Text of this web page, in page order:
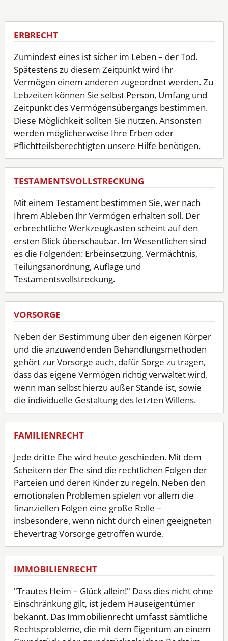
ERBRECHT
Zumindest eines ist sicher im Leben – der Tod.
Spätestens zu diesem Zeitpunkt wird Ihr
Vermögen einem anderen zugeordnet werden. Zu
Lebzeiten können Sie selbst Person, Umfang und
Zeitpunkt des Vermögensübergangs bestimmen.
Diese Möglichkeit sollten Sie nutzen. Ansonsten
werden möglicherweise Ihre Erben oder
Pflichtteilsberechtigten unsere Hilfe benötigen.
TESTAMENTSVOLLSTRECKUNG
Mit einem Testament bestimmen Sie, wer nach
Ihrem Ableben Ihr Vermögen erhalten soll. Der
erbrechtliche Werkzeugkasten scheint auf den
ersten Blick überschaubar. Im Wesentlichen sind
es die Folgenden: Erbeinsetzung, Vermächtnis,
Teilungsanordnung, Auflage und
Testamentsvollstreckung.
VORSORGE
Neben der Bestimmung über den eigenen Körper
und die anzuwendenden Behandlungsmethoden
gehört zur Vorsorge auch, dafür Sorge zu tragen,
dass das eigene Vermögen richtig verwaltet wird,
wenn man selbst hierzu außer Stande ist, sowie
die individuelle Gestaltung des letzten Willens.
FAMILIENRECHT
Jede dritte Ehe wird heute geschieden. Mit dem
Scheitern der Ehe sind die rechtlichen Folgen der
Parteien und deren Kinder zu regeln. Neben den
emotionalen Problemen spielen vor allem die
finanziellen Folgen eine große Rolle –
insbesondere, wenn nicht durch einen geeigneten
Ehevertrag Vorsorge getroffen wurde.
IMMOBILIENRECHT
"Trautes Heim – Glück allein!" Dass dies nicht ohne
Einschränkung gilt, ist jedem Hauseigentümer
bekannt. Das Immobilienrecht umfasst sämtliche
Rechtsprobleme, die mit dem Eigentum an einem